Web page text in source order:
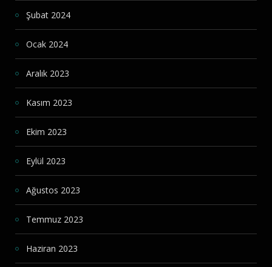
Şubat 2024
Ocak 2024
Aralık 2023
Kasım 2023
Ekim 2023
Eylül 2023
Ağustos 2023
Temmuz 2023
Haziran 2023